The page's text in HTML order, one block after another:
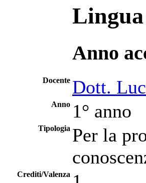
Anno
Docente Dott.
Anno 1° anno
Tipologia Per la
Crediti/Valenza